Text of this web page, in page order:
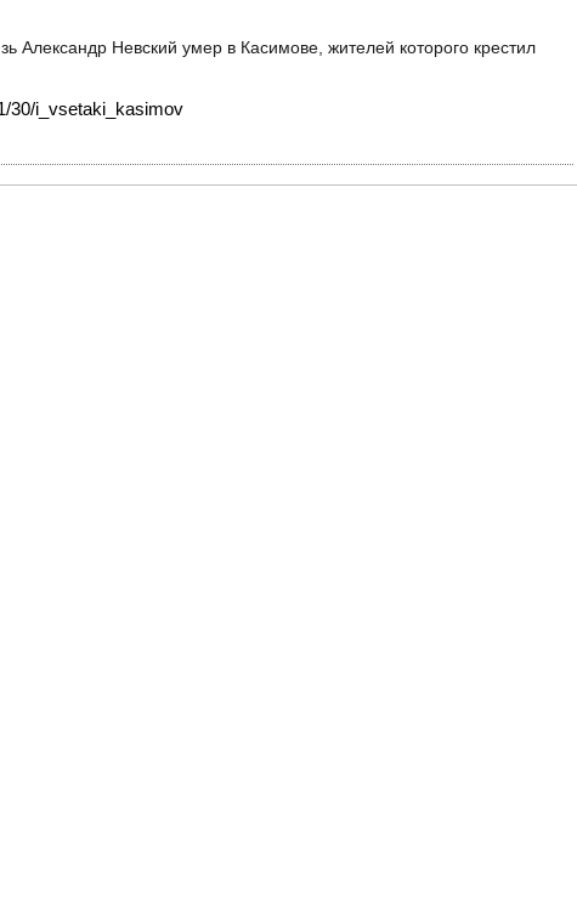
Александр Невский умер в Касимове, жителей которого крестил
30/i_vsetaki_kasimov